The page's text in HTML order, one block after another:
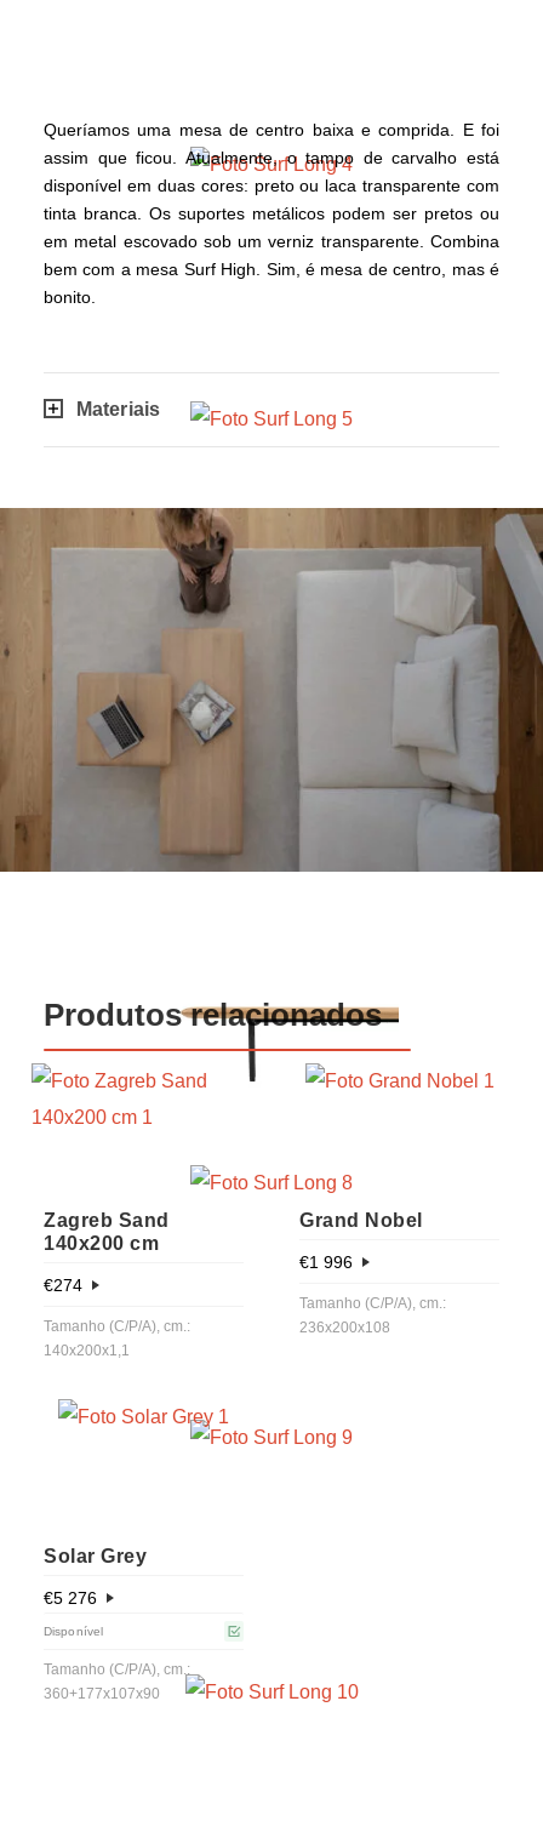
Queríamos uma mesa de centro baixa e comprida. E foi
assim que ficou. Atualmente, o tampo de carvalho está
disponível em duas cores: preto ou laca transparente com
tinta branca. Os suportes metálicos podem ser pretos ou
em metal escovado sob um verniz transparente. Combina
bem com a mesa Surf High. Sim, é mesa de centro, mas é
bonito.
Materiais
Produtos relacionados
Zagreb Sand
140x200 cm
€274
Tamanho (C/P/A), cm.:
140x200x1,1
Grand Nobel
€1 996
Tamanho (C/P/A), cm.:
236x200x108
Solar Grey
€5 276
Disponível
Tamanho (C/P/A), cm.:
360+177x107x90